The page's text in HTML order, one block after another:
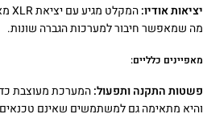
יציאות אודיו:
מה שמאפשר חיבור למערכות הגברה שונות.
מאפיינים כלליים:
פשטות התקנה ותפעול:המערכת מעוצבת
והיא מתאימה גם למשתמשים שאינם